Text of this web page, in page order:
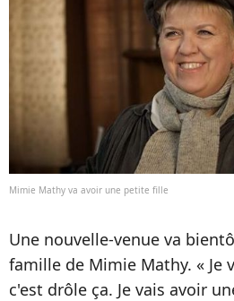
Mimie Mathy va avoir une petite fille
Une nouvelle-venue va
famille de Mimie Mathy. « Je
c'est drôle ça. Je vais avoir